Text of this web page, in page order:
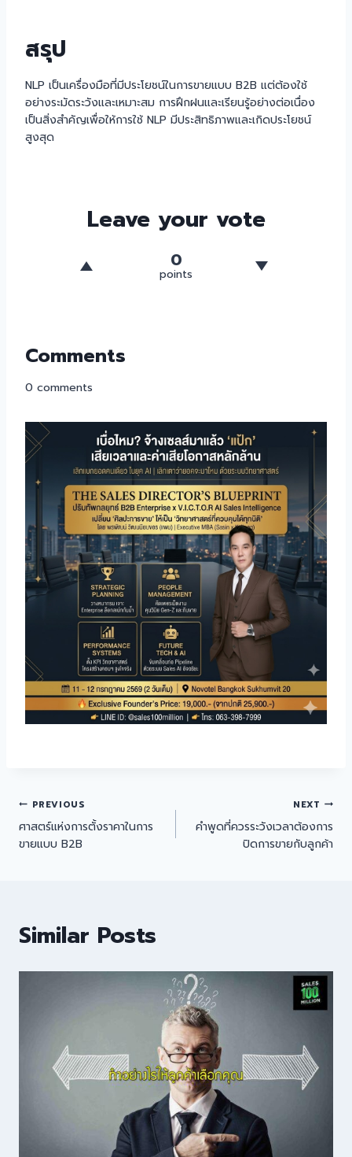
สรุป
NLP เป็นเครื่องมือที่มีประโยชน์ในการขายแบบ B2B แต่ต้องใช้
อย่างระมัดระวังและเหมาะสม การฝึกฝนและเรียนรู้อย่างต่อเนื่อง
เป็นสิ่งสำคัญเพื่อให้การใช้ NLP มีประสิทธิภาพและเกิดประโยชน์
สูงสุด
Leave your vote
0
points
Comments
0 comments
PREVIOUS
ศาสตร์แห่งการตั้งราคาในการ
ขายแบบ B2B
NEXT
คำพูดที่ควรระวังเวลาต้องการ
ปิดการขายกับลูกค้า
Similar Posts